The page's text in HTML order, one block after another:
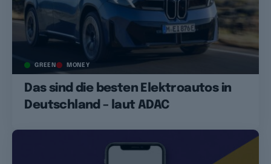
GREEN MONEY
Das sind die besten Elektroautos in
Deutschland – laut ADAC